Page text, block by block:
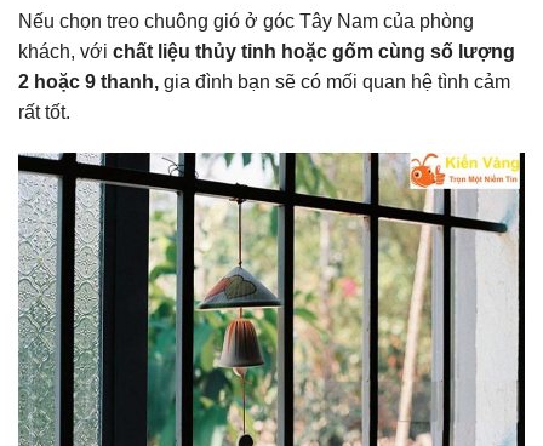
Nếu chọn treo chuông gió ở góc Tây Nam của phòng
khách, với chất liệu thủy tinh hoặc gốm cùng số lượng
2 hoặc 9 thanh, gia đình bạn sẽ có mối quan hệ tình cảm
rất tốt.